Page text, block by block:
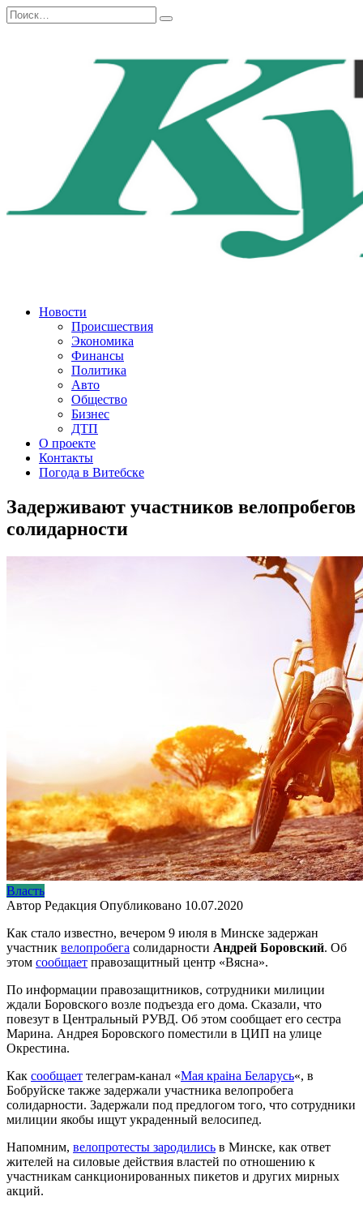
Перейти
к
Search
for:
Новости
Происшествия
Экономика
Финансы
Политика
Авто
Общество
Бизнес
ДТП
О проекте
Контакты
Погода в Витебске
Задерживают участников велопробегов
солидарности
Власть
Автор Редакция Опубликовано 10.07.2020
Как стало известно, вечером 9 июля в Минске задержан
участник велопробега солидарности Андрей Боровский. Об
этом сообщает правозащитный центр «Вясна».
По информации правозащитников, сотрудники милиции
ждали Боровского возле подъезда его дома. Сказали, что
повезут в Центральный РУВД. Об этом сообщает его сестра
Марина. Андрея Боровского поместили в ЦИП на улице
Окрестина.
Как сообщает телеграм-канал «Мая краіна Беларусь«, в
Бобруйске также задержали участника велопробега
солидарности. Задержали под предлогом того, что сотрудники
милиции якобы ищут украденный велосипед.
Напомним, велопротесты зародились в Минске, как ответ
жителей на силовые действия властей по отношению к
участникам санкционированных пикетов и других мирных
акций.